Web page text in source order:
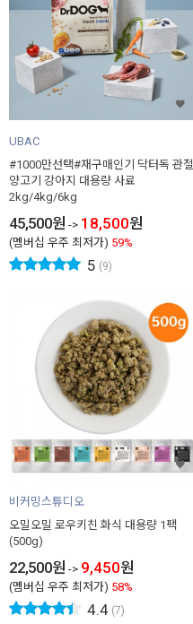
UBAC
#1000만선택#재구매인기 닥터독 관절
양고기 강아지 대용량 사료
2kg/4kg/6kg
45,500원 -> 18,500원
(멤버십 우주 최저가) 59%
5 (9)
비커밍스튜디오
오밀오밀 로우키친 화식 대용량 1팩
(500g)
22,500원 -> 9,450원
(멤버십 우주 최저가) 58%
4.4 (7)